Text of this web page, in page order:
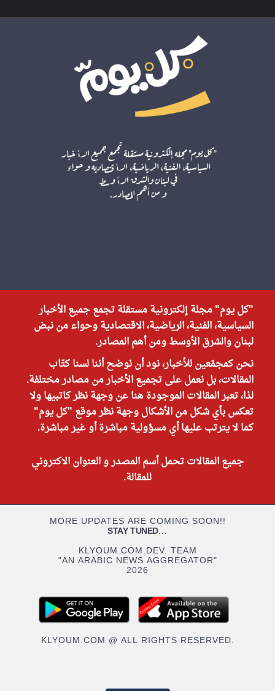
"كل يوم" مجلة إلكترونية مستقلة تجمع جميع الأخبار
السياسية، الفنية، الرياضية، الاقتصادية وحواء من نبض
لبنان والشرق الأوسط ومن أهم المصادر.
نحن كمجمّعين للأخبار، نود أن نوضح أننا لسنا كتّاب
المقالات، بل نعمل على تجميع الأخبار من مصادر مختلفة.
لذا، تعبر المقالات الموجودة هنا عن وجهة نظر كاتبيها ولا
تعكس بأي شكل من الأشكال وجهة نظر موقع "كل يوم"
كما لا يترتب عليها أي مسؤولية مباشرة أو غير مباشرة.
جميع المقالات تحمل أسم المصدر و العنوان الاكتروني
للمقالة.
MORE UPDATES ARE COMING SOON!!
STAY TUNED...
KLYOUM.COM DEV. TEAM
"AN ARABIC NEWS AGGREGATOR"
2026
KLYOUM.COM @ ALL RIGHTS RESERVED.